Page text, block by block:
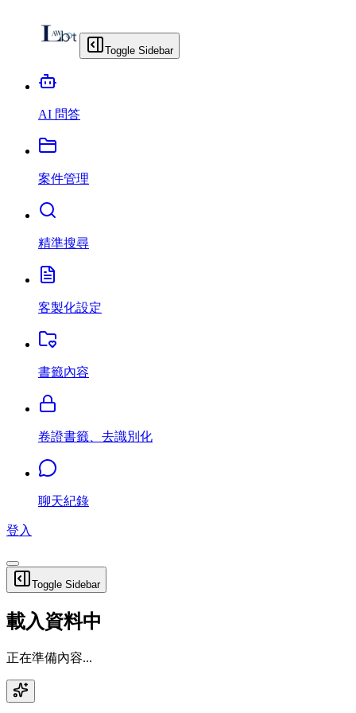
Toggle Sidebar
AI 問答
案件管理
精準搜尋
客製化設定
書籤內容
卷證書籤、去識別化
聊天紀錄
登入
Toggle Sidebar
載入資料中
正在準備內容...